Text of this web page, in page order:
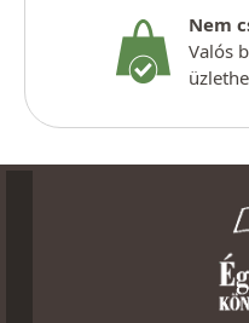
Nem
Valós